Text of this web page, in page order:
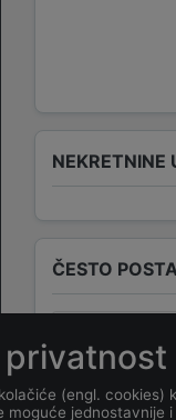
NEKRETNINE
ČESTO
Koja je
Usich,
privatnost
(engl. cookies)
moguće jednostavnije i